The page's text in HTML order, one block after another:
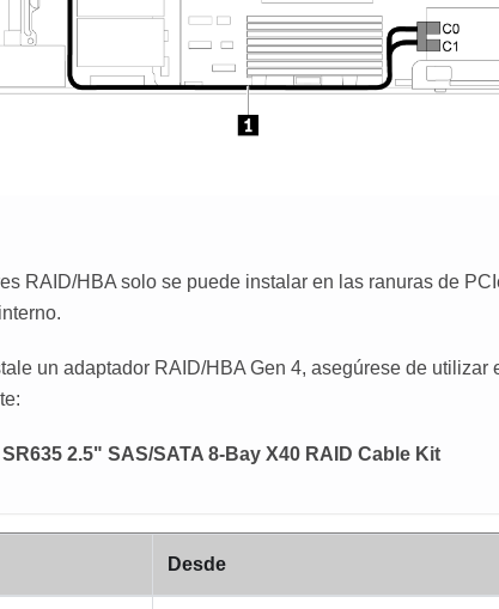
RAID/HBA solo se puede instalar en las ranuras de
un adaptador RAID/HBA Gen 4, asegúrese de utilizar
2.5" SAS/SATA 8-Bay X40 RAID Cable Kit
Desde